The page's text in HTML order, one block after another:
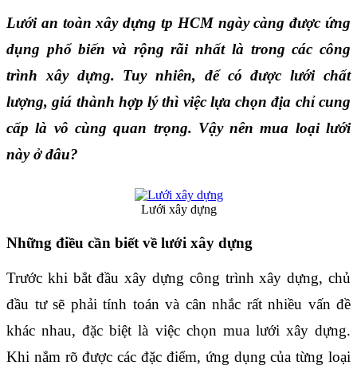
Lưới an toàn xây dựng tp HCM ngày càng được ứng
dụng phổ biến và rộng rãi nhất là trong các công
trình xây dựng. Tuy nhiên, để có được lưới chất
lượng, giá thành hợp lý thì việc lựa chọn địa chỉ cung
cấp là vô cùng quan trọng. Vậy nên mua loại lưới
này ở đâu?
Lưới xây dựng
Những điều cần biết về lưới xây dựng
Trước khi bắt đầu xây dựng công trình xây dựng, chủ
đầu tư sẽ phải tính toán và cân nhắc rất nhiều vấn đề
khác nhau, đặc biệt là việc chọn mua lưới xây dựng.
Khi nắm rõ được các đặc điểm, ứng dụng của từng loại